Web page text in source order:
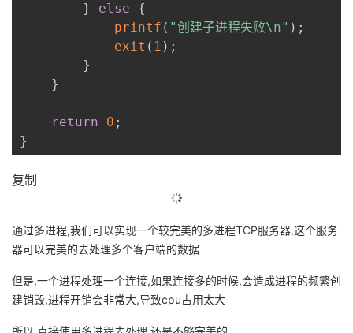
}
else
{
printf ( "创建子进程失败\n" ) ;
exit ( 1 ) ;
}
}
return 0 ;
}
复制
通过多进程,我们可以实现一个较完美的多进程TCP服务器,这个服务
器可以完美的去处理多个客户端的数据
但是,一个进程处理一个连接,如果连接多的时候,会造成进程的频繁创
建销毁,进程开销会非常大,导致cpu占用太大